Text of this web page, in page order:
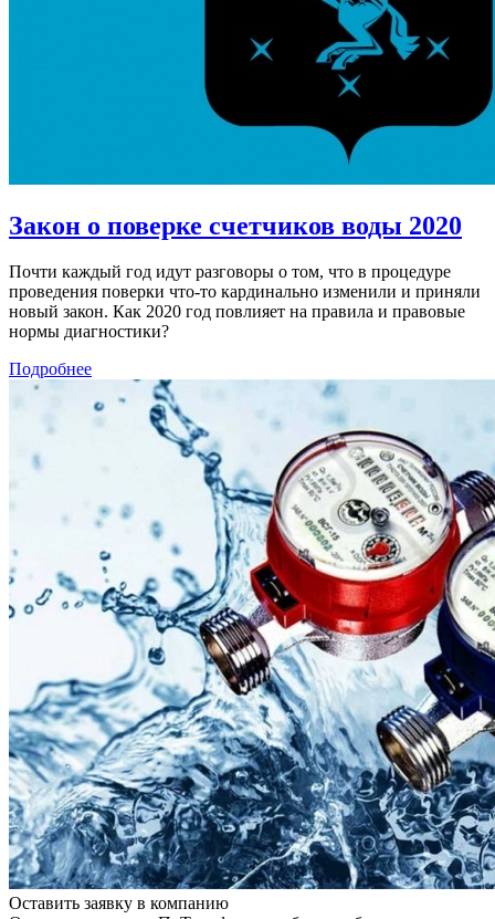
Закон о поверке счетчиков воды 2020
Почти каждый год идут разговоры о том, что в процедуре
проведения поверки что-то кардинально изменили и приняли
новый закон. Как 2020 год повлияет на правила и правовые
нормы диагностики?
Подробнее
Оставить заявку в компанию